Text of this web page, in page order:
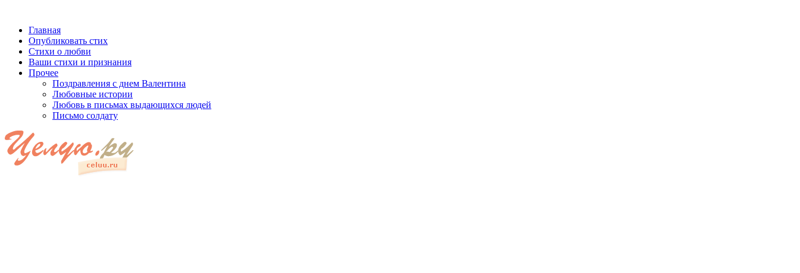
Главная
Опубликовать стих
Стихи о любви
Ваши стихи и признания
Прочее
Поздравления с днем Валентина
Любовные истории
Любовь в письмах выдающихся людей
Письмо солдату